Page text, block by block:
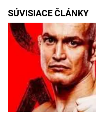
SÚVISIACE ČLÁNKY